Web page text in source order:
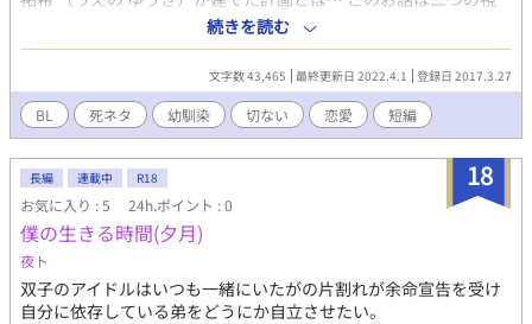
点から読めます。 琉生編と祐希編です。 両方読むのも良し、1人
だけ読むのも良し！ 読者様が読みやすいように楽しんでくださ
い。 本編を読み終わったら番外編も用意しております。 皆様、ハ
ンカチの用意は出来ておりますか？ そんな泣ける感動ストーリー
になってる事を願います。
続きを読む
文字数 43,465 最終更新日 2022.4.1 登録日 2017.3.27
BL 死ネタ 幼馴染 切ない 恋愛 短編
18
長編 連載中 R18
お気に入り : 5 24h.ポイント : 0
僕の生きる時間(夕月)
夜ト
双子のアイドルはいつも一緒にいたがの片割れが余命宣告を受け
自分に依存している弟をどうにか自立させたい。